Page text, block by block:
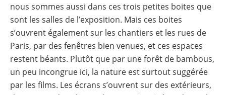
nous sommes aussi dans ces trois petites boites que
sont les salles de l’exposition. Mais ces boites
s’ouvrent également sur les chantiers et les rues de
Paris, par des fenêtres bien venues, et ces espaces
restent béants. Plutôt que par une forêt de bambous,
un peu incongrue ici, la nature est surtout suggérée
par les films. Les écrans s’ouvrent sur des extérieurs,